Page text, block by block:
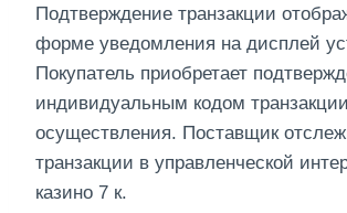
Подтверждение транзакции
форме уведомления на дисплей
Покупатель приобретает
индивидуальным кодом
осуществления. Поставщик
транзакции в управленческой
казино 7 к.